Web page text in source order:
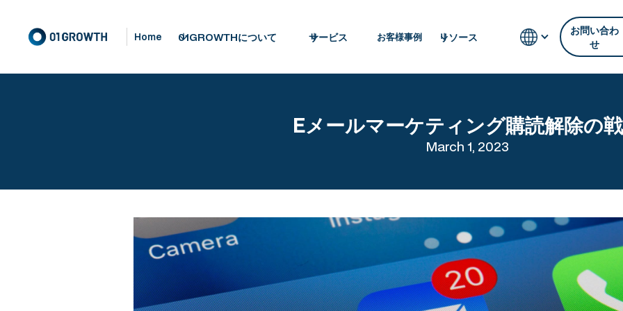
Home 01GROWTHについて サービス お客様事例 リソース
お問い合わ
せ
Eメールマーケティング購読解除の
March 1, 2023